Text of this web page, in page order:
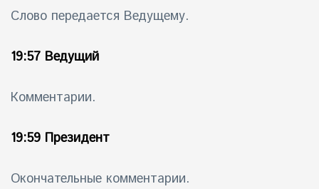
Слово передается Ведущему.
19:57 Ведущий
Комментарии.
19:59 Президент
Окончательные комментарии.